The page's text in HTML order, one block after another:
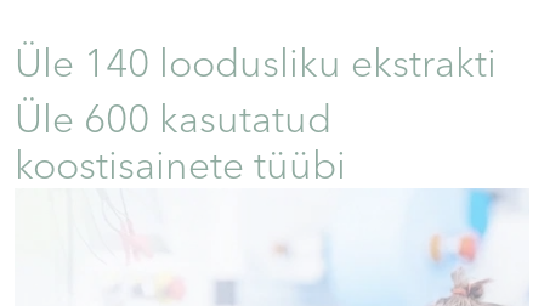
Üle 140 loodusliku ekstrakti
Üle 600 kasutatud
koostisainete tüübi